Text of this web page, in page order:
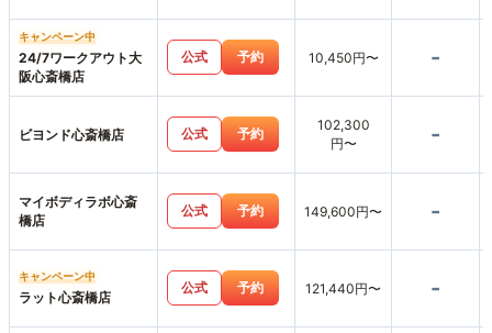
キャンペーン中
24/7ワークアウト大
阪心斎橋店
公式 予約 10,450円〜 -
ビヨンド心斎橋店 公式 予約
102,300
円〜
-
マイボディラボ心斎
橋店
公式 予約 149,600円〜 -
キャンペーン中
ラット心斎橋店
公式 予約 121,440円〜 -